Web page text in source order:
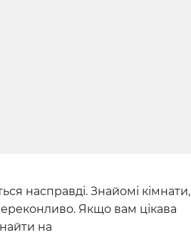
насправді. Знайомі кімнати,
Якщо вам цікава
на